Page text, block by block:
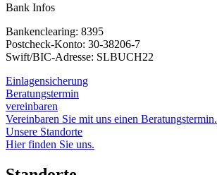
Bank Infos
Bankenclearing: 8395
Postcheck-Konto: 30-38206-7
Swift/BIC-Adresse: SLBUCH22
Einlagensicherung
Beratungstermin
vereinbaren
Vereinbaren Sie mit uns einen Beratungstermin.
Unsere Standorte
Hier finden Sie uns.